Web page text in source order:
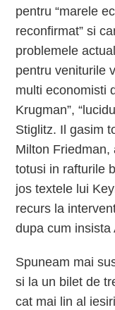
pentru “marele
reconfirmat” si
problemele
pentru veniturile
multi economisti
Krugman”,
Stiglitz. Il gasim
Milton Friedman,
totusi in rafturile
jos textele lui
recurs la
dupa cum insista
Spuneam mai
si la un bilet de
cat mai lin al